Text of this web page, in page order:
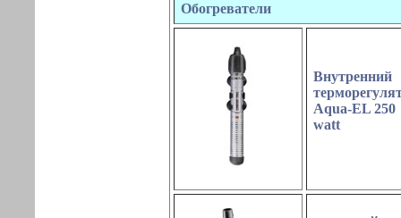
Обогреватели
Внутренний
Aqua-EL 250
watt